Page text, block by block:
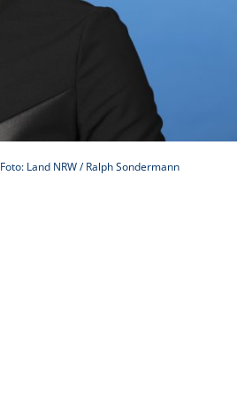
Foto: Land NRW / Ralph Sondermann